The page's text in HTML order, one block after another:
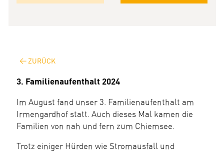
ZURÜCK
3. Familienaufenthalt 2024
Im August fand unser 3. Familienaufenthalt am
Irmengardhof statt. Auch dieses Mal kamen die
Familien von nah und fern zum Chiemsee.
Trotz einiger Hürden wie Stromausfall und